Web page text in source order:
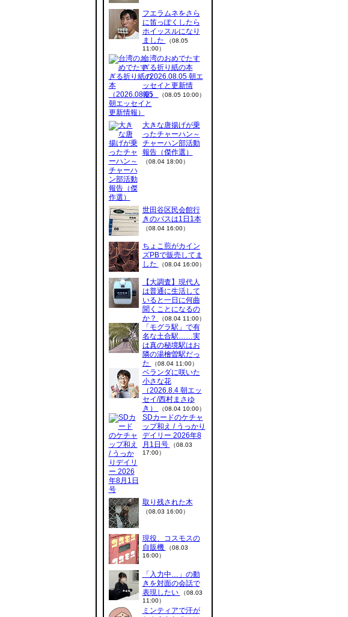
フエラムネをさら
に笛っぽくしたら
ホイッスルになり
ました
（08.05
11:00）
台湾のおめでたす
ぎる折り紙の本
（2026.08.05 朝エ
ッセイと更新情
報）
（08.05 10:00）
大きな唐揚げが乗
ったチャーハン～
チャーハン部活動
報告（傑作選）
（08.04 18:00）
世田谷区民会館行
きのバスは1日1本
（08.04 16:00）
ちょこ煎がカイン
ズPBで販売してま
した
（08.04 16:00）
【大調査】現代人
は普通に生活して
いると一日に何曲
聞くことになるの
か？
（08.04 11:00）
「モグラ駅」で有
名な土合駅……実
は真の秘境駅はお
隣の湯檜曽駅だっ
た
（08.04 11:00）
ベランダに咲いた
小さな花
（2026.8.4 朝エッ
セイ/西村まさゆ
き）
（08.04 10:00）
SDカードのケチャ
ップ和え / うっかり
デイリー 2026年8
月1日号
（08.03
17:00）
取り残された木
（08.03 16:00）
現役、コスモスの
自販機
（08.03
16:00）
「入力中…」の動
きを対面の会話で
表現したい
（08.03
11:00）
ミンティアで汗が